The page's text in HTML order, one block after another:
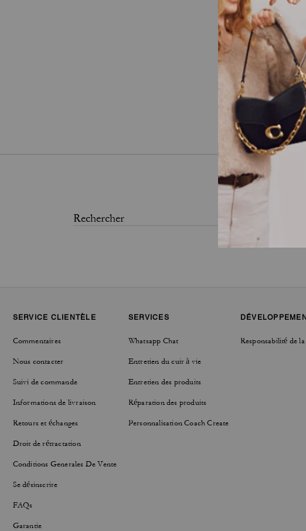
Pour plus
SERVICE CLIENTÈLE
Commentaires
Nous contacter
Suivi de commande
Informations de livraison
Retours et échanges
Droit de rétractation
Conditions Generales De Vente
Se désinscrire
FAQs
Garantie
SERVICES
Whatsapp Chat
Entretien du cuir à vie
Entretien des produits
Réparation des produits
Personnalisation Coach Create
Responsabilité de